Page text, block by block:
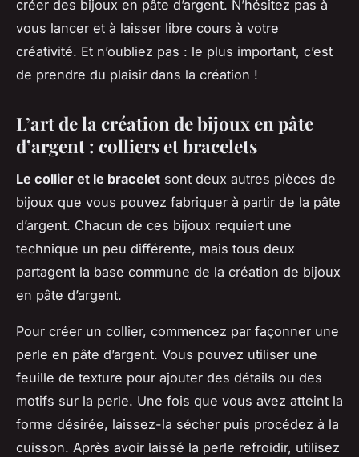
créer des bijoux en pâte d’argent. N’hésitez pas à
vous lancer et à laisser libre cours à votre
créativité. Et n’oubliez pas : le plus important, c’est
de prendre du plaisir dans la création !
L’art de la création de bijoux en pâte
d’argent : colliers et bracelets
Le collier et le bracelet sont deux autres pièces de
bijoux que vous pouvez fabriquer à partir de la pâte
d’argent. Chacun de ces bijoux requiert une
technique un peu différente, mais tous deux
partagent la base commune de la création de bijoux
en pâte d’argent.
Pour créer un collier, commencez par façonner une
perle en pâte d’argent. Vous pouvez utiliser une
feuille de texture pour ajouter des détails ou des
motifs sur la perle. Une fois que vous avez atteint la
forme désirée, laissez-la sécher puis procédez à la
cuisson. Après avoir laissé la perle refroidir, utilisez